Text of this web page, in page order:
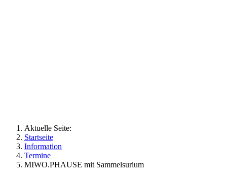
Aktuelle Seite:
Startseite
Information
Termine
MIWO.PHAUSE mit Sammelsurium